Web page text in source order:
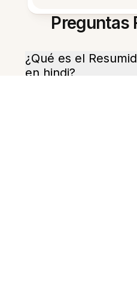
Preguntas
¿Qué es el
en hindi?